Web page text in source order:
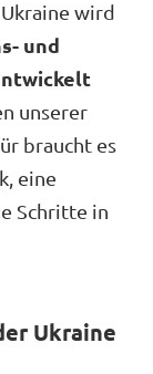
wird
und
unserer
braucht es
eine
Schritte in
Ukraine